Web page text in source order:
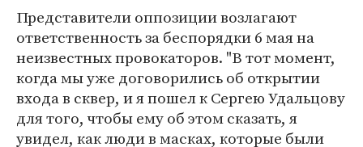
Представители оппозиции возлагают
ответственность за беспорядки 6 мая на
неизвестных провокаторов. "В тот момент,
когда мы уже договорились об открытии
входа в сквер, и я пошел к Сергею Удальцову
для того, чтобы ему об этом сказать, я
увидел, как люди в масках, которые были